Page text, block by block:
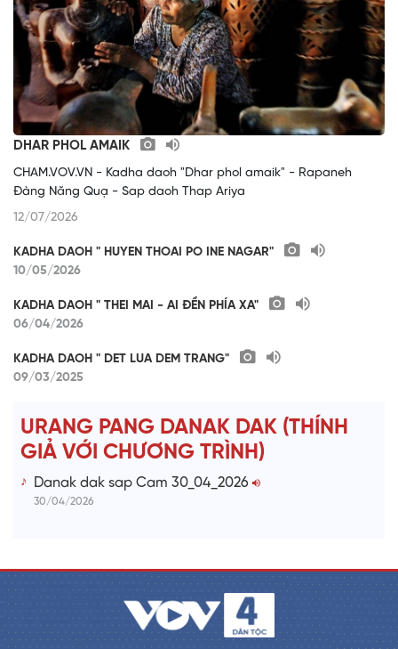
DHAR PHOL AMAIK
CHAM.VOV.VN - Kadha daoh "Dhar phol amaik" - Rapaneh
Đàng Năng Quạ - Sap daoh Thap Ariya
12/07/2026
KADHA DAOH " HUYEN THOAI PO INE NAGAR"
10/05/2026
KADHA DAOH " THEI MAI - AI ĐỀN PHÍA XA"
06/04/2026
KADHA DAOH " DET LUA DEM TRANG"
09/03/2025
URANG PANG DANAK DAK (THÍNH
GIẢ VỚI CHƯƠNG TRÌNH)
Danak dak sap Cam 30_04_2026
30/04/2026